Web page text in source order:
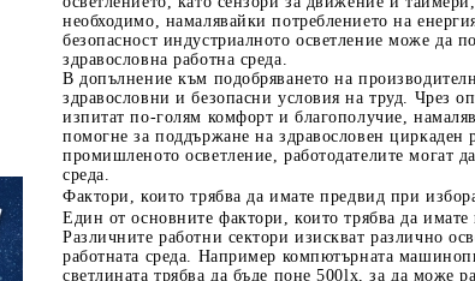
необходимо, намалявайки потреблението на
безопасност индустриалното осветление може да
здравословна работна среда.
В допълнение към подобряването на
здравословни и безопасни условия на труд. Чрез
изпитат по-голям комфорт и благополучие,
помогне за поддържане на здравословен циркаден
промишленото осветление, работодателите могат
среда.
Фактори, които трябва да имате предвид при
Един от основните фактори, които трябва да
Различните работни сектори изискват различно
работната среда. Например компютърната
светлината трябва да бъде поне 500lx, за да може